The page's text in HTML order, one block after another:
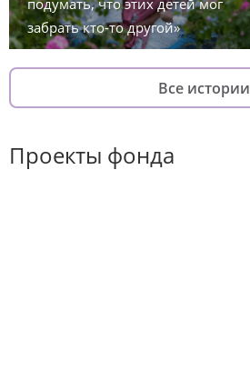
подумать, что этих детей мог
забрать кто-то другой»
Все истории
Проекты фонда